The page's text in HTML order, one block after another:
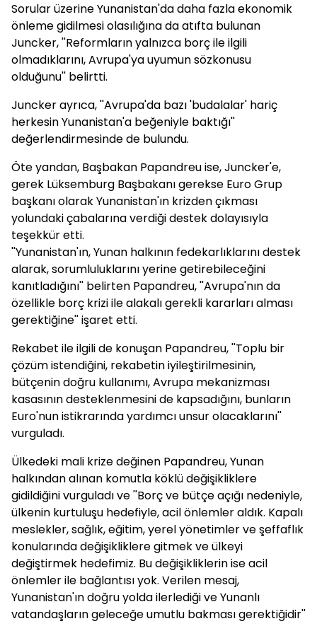
Sorular üzerine Yunanistan'da daha fazla ekonomik
önleme gidilmesi olasılığına da atıfta bulunan
Juncker, ''Reformların yalnızca borç ile ilgili
olmadıklarını, Avrupa'ya uyumun sözkonusu
olduğunu'' belirtti.
Juncker ayrıca, ''Avrupa'da bazı 'budalalar' hariç
herkesin Yunanistan'a beğeniyle baktığı''
değerlendirmesinde de bulundu.
Öte yandan, Başbakan Papandreu ise, Juncker'e,
gerek Lüksemburg Başbakanı gerekse Euro Grup
başkanı olarak Yunanistan'ın krizden çıkması
yolundaki çabalarına verdiği destek dolayısıyla
teşekkür etti.
''Yunanistan'ın, Yunan halkının fedekarlıklarını destek
alarak, sorumluluklarını yerine getirebileceğini
kanıtladığını'' belirten Papandreu, ''Avrupa'nın da
özellikle borç krizi ile alakalı gerekli kararları alması
gerektiğine'' işaret etti.
Rekabet ile ilgili de konuşan Papandreu, ''Toplu bir
çözüm istendiğini, rekabetin iyileştirilmesinin,
bütçenin doğru kullanımı, Avrupa mekanizması
kasasının desteklenmesini de kapsadığını, bunların
Euro'nun istikrarında yardımcı unsur olacaklarını''
vurguladı.
Ülkedeki mali krize değinen Papandreu, Yunan
halkından alınan komutla köklü değişikliklere
gidildiğini vurguladı ve ''Borç ve bütçe açığı nedeniyle,
ülkenin kurtuluşu hedefiyle, acil önlemler aldık. Kapalı
meslekler, sağlık, eğitim, yerel yönetimler ve şeffaflık
konularında değişikliklere gitmek ve ülkeyi
değiştirmek hedefimiz. Bu değişikliklerin ise acil
önlemler ile bağlantısı yok. Verilen mesaj,
Yunanistan'ın doğru yolda ilerlediği ve Yunanlı
vatandaşların geleceğe umutlu bakması gerektiğidir''